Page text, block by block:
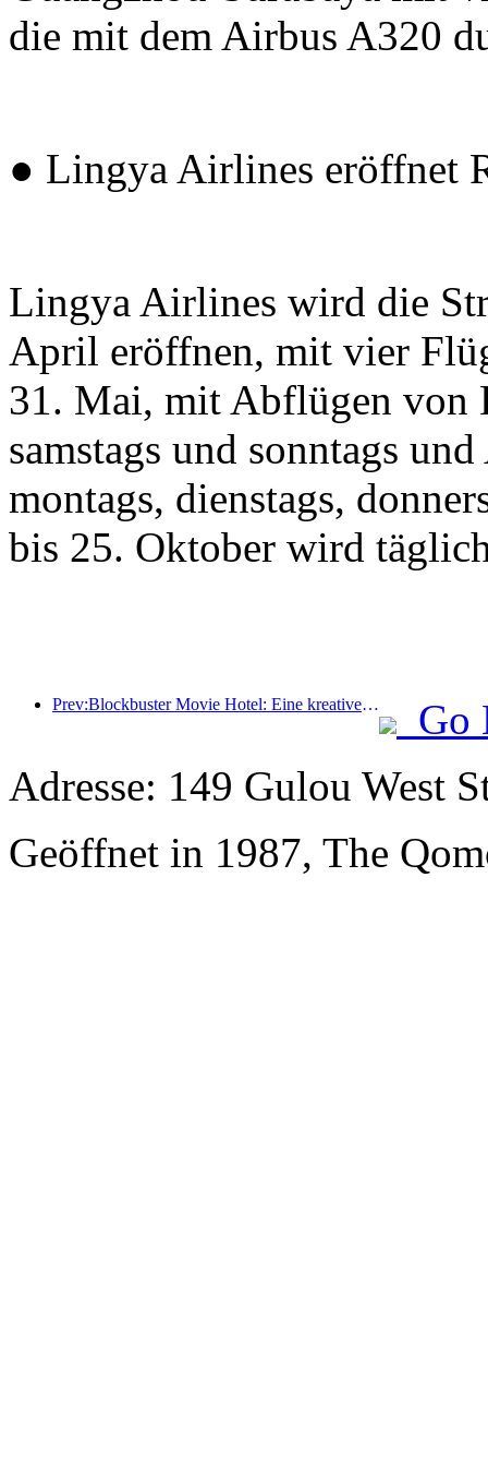
die mit dem Airbus A320
● Lingya Airlines eröffnet
Lingya Airlines wird die
April eröffnen, mit vier
31. Mai, mit Abflügen von
samstags und sonntags
montags, dienstags,
bis 25. Oktober wird
Prev:Blockbuster Movie Hotel: Eine kreative Fusion aus Filmkultur und Übernachtungserlebnis
Go
Adresse: 149 Gulou West
Geöffnet in 1987, The